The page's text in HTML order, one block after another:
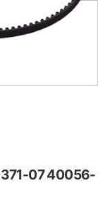
07 40056-